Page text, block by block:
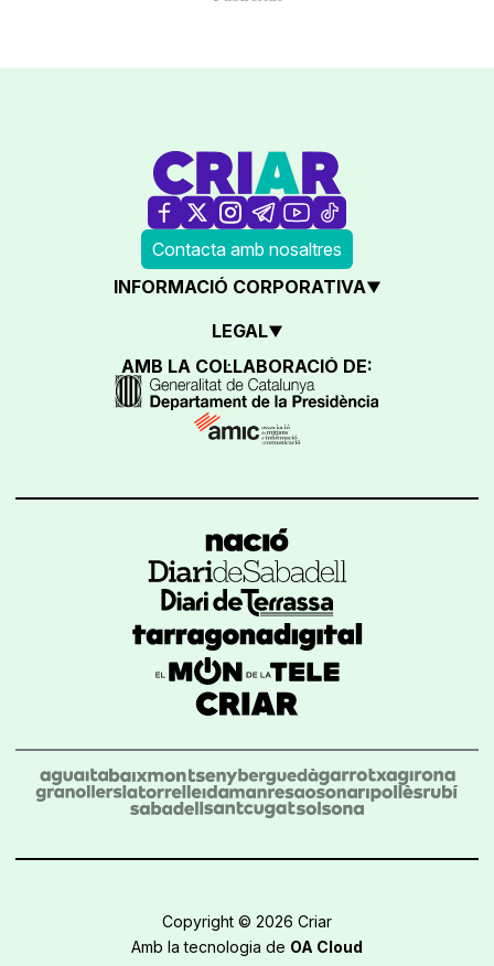
Contacta amb nosaltres
INFORMACIÓ CORPORATIVA
LEGAL
AMB LA COL·LABORACIÓ DE:
Copyright © 2026 Criar
Amb la tecnologia de OA Cloud